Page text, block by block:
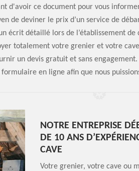
d'avoir ce document pour vous
de deviner le prix d’un service de
écrit détaillé lors de l’établissement de
totalement votre grenier et votre
un devis gratuit et sans
en ligne afin que nous
NOTRE ENTREPRISE
DE 10 ANS
CAVE
Votre grenier, votre cave ou